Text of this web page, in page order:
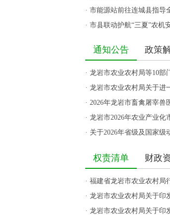
· 市能源站前往连城县指导
· 市县联动护航“三夏”农
通知公告 政策
· 龙岩市农业农村局等10部
· 龙岩市农业农村局关于进
· 2026年龙岩市畜禽屠宰兽
· 龙岩市2026年农业产业化
· 关于2026年省级及国家
权责清单 财政
· 福建省龙岩市农业农村局
· 龙岩市农业农村局关于印
· 龙岩市农业农村局关于印